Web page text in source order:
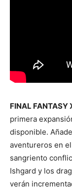
FINAL FANTASY
primera
disponible.
aventureros en
sangriento
Ishgard y los
verán